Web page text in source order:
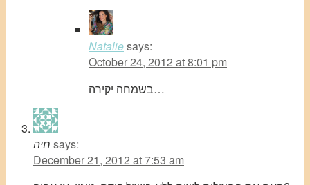
Nataliesays:
October 24, 2012 at 8:01 pm
בשמחה יקירה…
חיה says:
December 21, 2012 at 7:53 am